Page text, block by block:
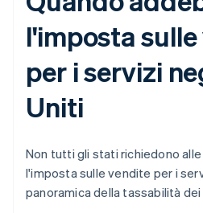
l'imposta
per i servizi
Uniti
Non tutti gli stati richiedono
l'imposta sulle vendite per i
panoramica della tassabilità